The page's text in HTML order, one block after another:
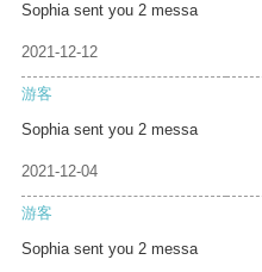
Sophia sent you 2 messa
2021-12-12
游客
Sophia sent you 2 messa
2021-12-04
游客
Sophia sent you 2 messa